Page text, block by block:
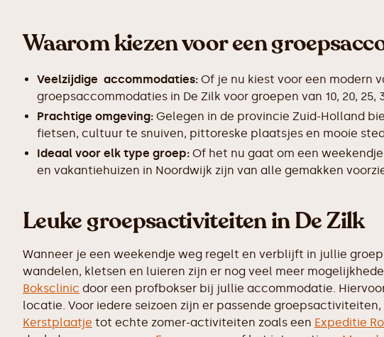
Waarom kiezen voor een
Veelzijdige accommodaties: Of je nu kiest voor een modern
groepsaccommodaties in De Zilk voor groepen van 10, 20, 25,
Prachtige omgeving: Gelegen in de provincie Zuid-Holland
fietsen, cultuur te snuiven, pittoreske plaatsjes en mooie
Ideaal voor elk type groep: Of het nu gaat om een
en vakantiehuizen in Noordwijk zijn van alle gemakken
Leuke groepsactiviteiten in De Zilk
Wanneer je een weekendje weg regelt en verblijft in jullie
wandelen, kletsen en luieren zijn er nog veel meer
Boksclinic door een profbokser bij jullie accommodatie.
locatie. Voor iedere seizoen zijn er passende
Kerstplaatje tot echte zomer-activiteiten zoals een Expeditie